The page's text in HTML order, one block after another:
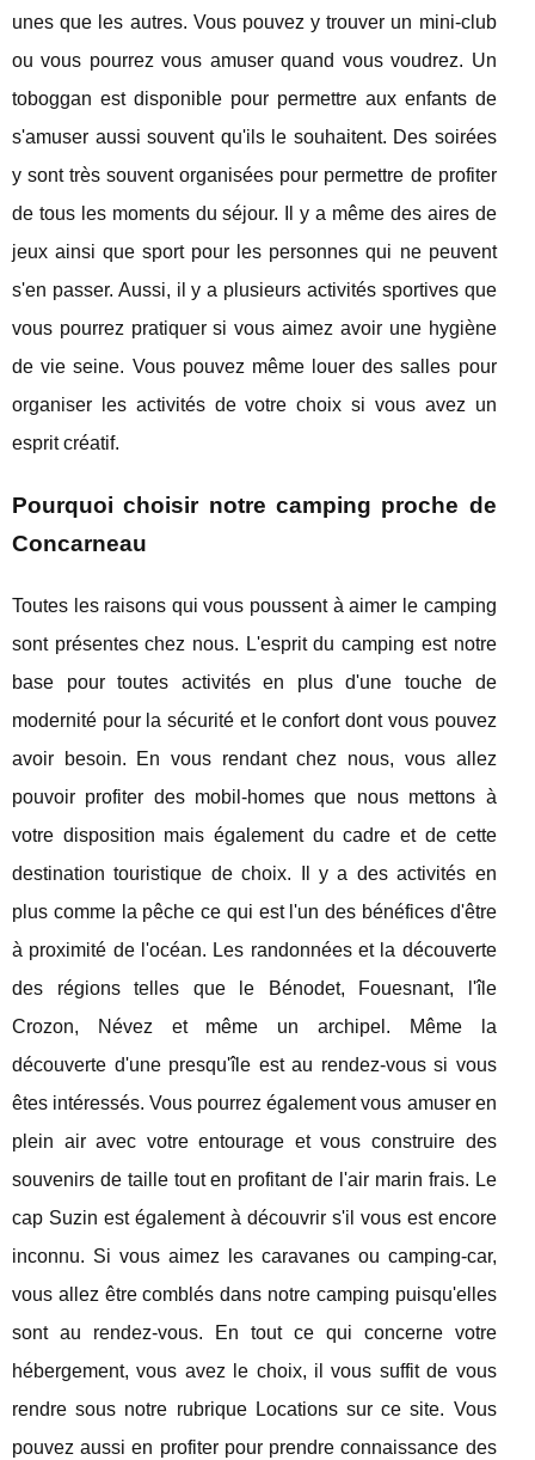
unes que les autres. Vous pouvez y trouver un mini-club
ou vous pourrez vous amuser quand vous voudrez. Un
toboggan est disponible pour permettre aux enfants de
s'amuser aussi souvent qu'ils le souhaitent. Des soirées
y sont très souvent organisées pour permettre de profiter
de tous les moments du séjour. Il y a même des aires de
jeux ainsi que sport pour les personnes qui ne peuvent
s'en passer. Aussi, il y a plusieurs activités sportives que
vous pourrez pratiquer si vous aimez avoir une hygiène
de vie seine. Vous pouvez même louer des salles pour
organiser les activités de votre choix si vous avez un
esprit créatif.
Pourquoi choisir notre camping proche de
Concarneau
Toutes les raisons qui vous poussent à aimer le camping
sont présentes chez nous. L'esprit du camping est notre
base pour toutes activités en plus d'une touche de
modernité pour la sécurité et le confort dont vous pouvez
avoir besoin. En vous rendant chez nous, vous allez
pouvoir profiter des mobil-homes que nous mettons à
votre disposition mais également du cadre et de cette
destination touristique de choix. Il y a des activités en
plus comme la pêche ce qui est l'un des bénéfices d'être
à proximité de l'océan. Les randonnées et la découverte
des régions telles que le Bénodet, Fouesnant, l'île
Crozon, Névez et même un archipel. Même la
découverte d'une presqu'île est au rendez-vous si vous
êtes intéressés. Vous pourrez également vous amuser en
plein air avec votre entourage et vous construire des
souvenirs de taille tout en profitant de l'air marin frais. Le
cap Suzin est également à découvrir s'il vous est encore
inconnu. Si vous aimez les caravanes ou camping-car,
vous allez être comblés dans notre camping puisqu'elles
sont au rendez-vous. En tout ce qui concerne votre
hébergement, vous avez le choix, il vous suffit de vous
rendre sous notre rubrique Locations sur ce site. Vous
pouvez aussi en profiter pour prendre connaissance des